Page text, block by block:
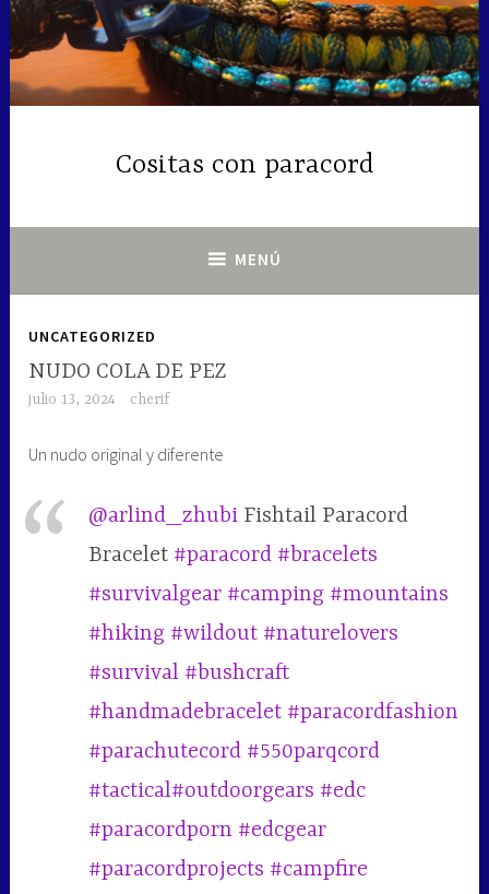
Saltar
contenido
Cositas con paracord
MENÚ
UNCATEGORIZED
NUDO COLA DE PEZ
julio 13, 2024 cherif
Un nudo original y diferente
@arlind_zhubi Fishtail Paracord
Bracelet #paracord #bracelets
#survivalgear #camping #mountains
#hiking #wildout #naturelovers
#survival #bushcraft
#handmadebracelet #paracordfashion
#parachutecord #550parqcord
#tactical#outdoorgears #edc
#paracordporn #edcgear
#paracordprojects #campfire